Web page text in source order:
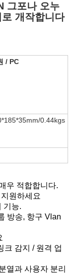
그포나 오누
개작합니다
/ PC
0.44kgs
우 적합합니다.
원하세요
기능.
방송, 항구 Vlan
크 감지 / 원격 업
열과 사용자 분리